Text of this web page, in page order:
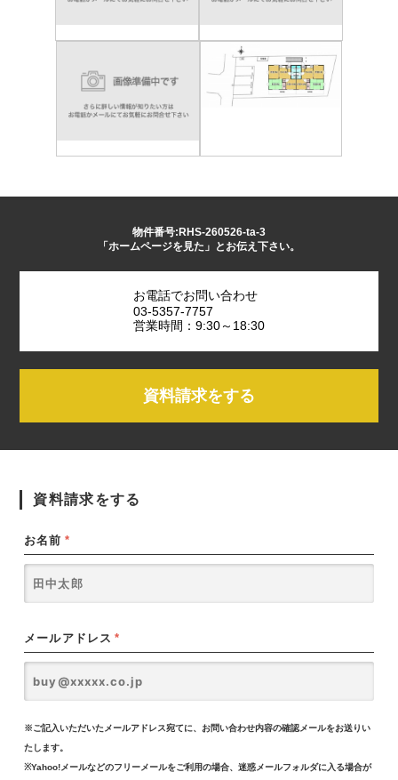
物件番号:RHS-260526-ta-3
「ホームページを見た」とお伝え下さい。
お電話でお問い合わせ
03-5357-7757
営業時間：9:30～18:30
資料請求をする
資料請求をする
お名前 *
メールアドレス *
※ご記入いただいたメールアドレス宛てに、お問い合わせ内容の確認メールをお送りい
たします。
※Yahoo!メールなどのフリーメールをご利用の場合、迷惑メールフォルダに入る場合が